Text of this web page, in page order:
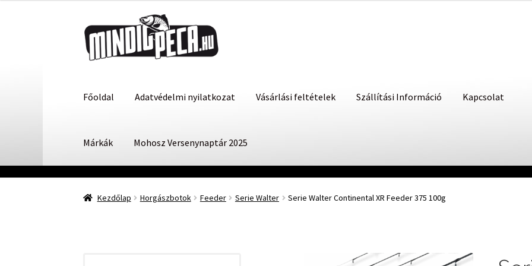
a
navigációhoz
a
tartalomba
Főoldal Adatvédelmi nyilatkozat Vásárlási feltételek Szállítási Információ Kapcsolat
Márkák Mohosz Versenynaptár 2025
Kezdőlap Horgászbotok Feeder Serie Walter Serie Walter Continental XR Feeder 375 100g